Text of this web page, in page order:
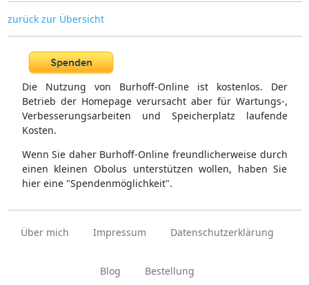
zurück zur Übersicht
Die Nutzung von Burhoff-Online ist kostenlos. Der
Betrieb der Homepage verursacht aber für Wartungs-,
Verbesserungsarbeiten und Speicherplatz laufende
Kosten.
Wenn Sie daher Burhoff-Online freundlicherweise durch
einen kleinen Obolus unterstützen wollen, haben Sie
hier eine "Spendenmöglichkeit".
Über mich Impressum Datenschutzerklärung
Blog Bestellung